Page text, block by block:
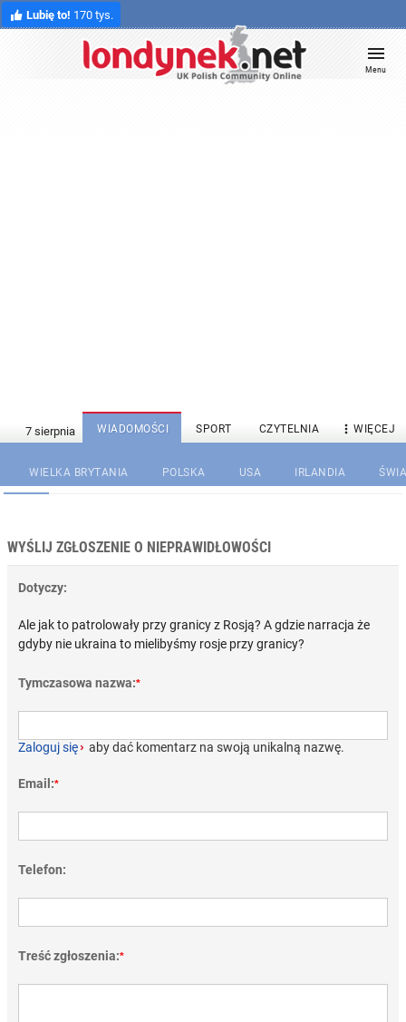
Lubię to! 170 tys.
Menu
WIADOMOŚCI SPORT CZYTELNIA  WIĘCEJ
WIELKA BRYTANIA POLSKA USA IRLANDIA
WYŚLIJ ZGŁOSZENIE O NIEPRAWIDŁOWOŚCI
Dotyczy:
Ale jak to patrolowały przy granicy z Rosją? A gdzie narracja że
gdyby nie ukraina to mielibyśmy rosje przy granicy?
Tymczasowa nazwa:*
Zaloguj się› aby dać komentarz na swoją unikalną nazwę.
Email:*
Telefon:
Treść zgłoszenia:*